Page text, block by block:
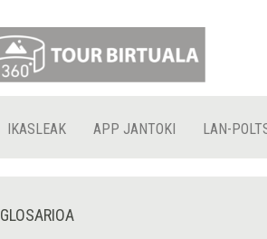
IKASLEAK APP JANTOKI LAN-
GLOSARIOA